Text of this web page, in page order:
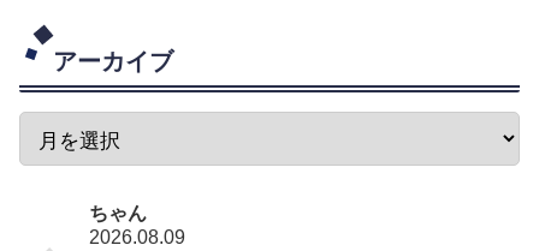
アーカイブ
ちゃん
2026.08.09